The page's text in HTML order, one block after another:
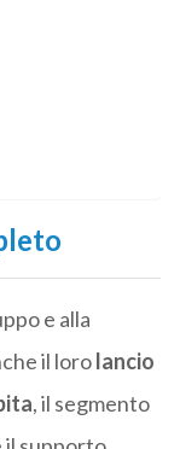
e alla
il lorolancio
, il segmento